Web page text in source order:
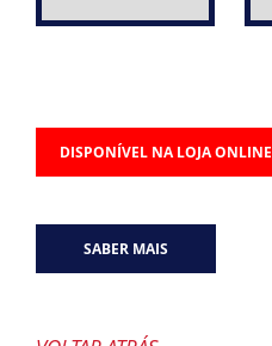
DISPONÍVEL NA LOJA ONLINE
SABER MAIS